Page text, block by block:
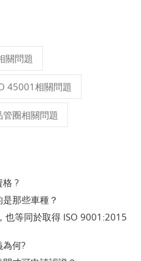
關問題
45001相關問題
管圈相關問題
?
那些車種？
也等同於取得 ISO 9001:2015
何?